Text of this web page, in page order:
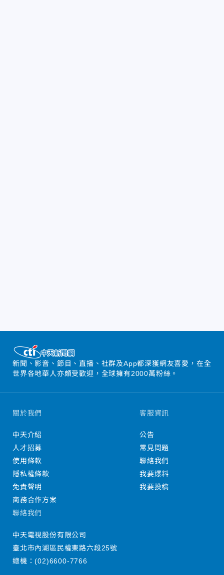
新聞、影音、節目、直播、社群及App都深獲網友喜愛，在全
世界各地華人亦頗受歡迎，全球擁有2000萬粉絲。
關於我們
中天介紹
人才招募
使用條款
隱私權條款
免責聲明
商務合作方案
客服資訊
公告
常見問題
聯絡我們
我要爆料
我要投稿
聯絡我們
中天電視股份有限公司
臺北市內湖區民權東路六段25號
總機：(02)6600-7766